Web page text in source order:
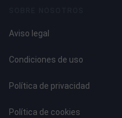
Aviso legal
Condiciones de uso
Política de privacidad
Política de cookies